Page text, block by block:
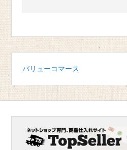
バリューコマース